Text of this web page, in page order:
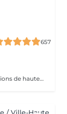
657
Nous vous proposons un service et des extensions de haute qualité, en collaborant avec la marque exclusive Great Lengths! En cas de questions veuillez appeler au +352 26 35 02 89 Devis gratuit!